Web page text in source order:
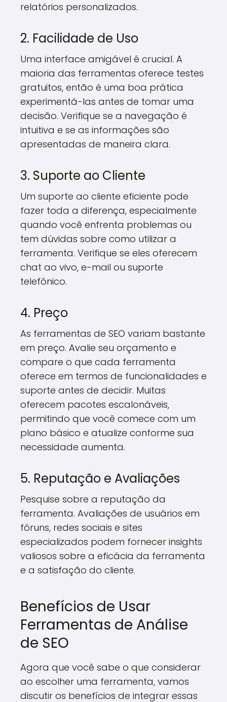
relatórios personalizados.
2. Facilidade de Uso
Uma interface amigável é crucial. A
maioria das ferramentas oferece testes
gratuitos, então é uma boa prática
experimentá-las antes de tomar uma
decisão. Verifique se a navegação é
intuitiva e se as informações são
apresentadas de maneira clara.
3. Suporte ao Cliente
Um suporte ao cliente eficiente pode
fazer toda a diferença, especialmente
quando você enfrenta problemas ou
tem dúvidas sobre como utilizar a
ferramenta. Verifique se eles oferecem
chat ao vivo, e-mail ou suporte
telefônico.
4. Preço
As ferramentas de SEO variam bastante
em preço. Avalie seu orçamento e
compare o que cada ferramenta
oferece em termos de funcionalidades e
suporte antes de decidir. Muitas
oferecem pacotes escalonáveis,
permitindo que você comece com um
plano básico e atualize conforme sua
necessidade aumenta.
5. Reputação e Avaliações
Pesquise sobre a reputação da
ferramenta. Avaliações de usuários em
fóruns, redes sociais e sites
especializados podem fornecer insights
valiosos sobre a eficácia da ferramenta
e a satisfação do cliente.
Benefícios de Usar
Ferramentas de Análise
de SEO
Agora que você sabe o que considerar
ao escolher uma ferramenta, vamos
discutir os benefícios de integrar essas